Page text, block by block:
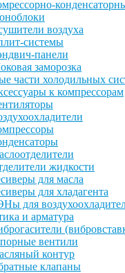
воздуха
системы
панели
заморозка
части холодильных
к компрессорам
жидкости
для масла
для хладагента
для
и арматура
вентили
контур
клапаны